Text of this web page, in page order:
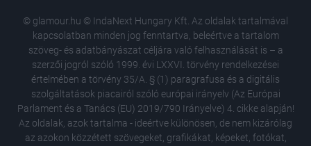
© glamour.hu © IndaNext Hungary Kft. Az oldalak tartalmával
kapcsolatban minden jog fenntartva, beleértve a tartalom
szöveg- és adatbányászat céljára való felhasználását is – a
szerzői jogról szóló 1999. évi LXXVI. törvény rendelkezései
értelmében a törvény 35/A. § (1) paragrafusa és a digitális
szolgáltatások piacairól szóló európai irányelv (Az Európai
Parlament és a Tanács (EU) 2019/790 Irányelve) 4. cikke alapján!
Az oldalak, azok tartalma - ideértve különösen, de nem kizárólag
az azokon közzétett szövegeket, grafikákat, képeket, fotókat,